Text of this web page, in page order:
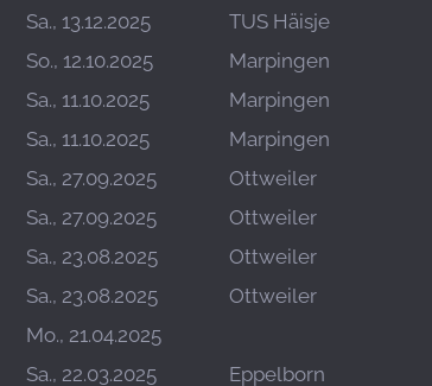
Sa., 13.12.2025 TUS Häisje
So., 12.10.2025 Marpingen
Sa., 11.10.2025 Marpingen
Sa., 11.10.2025 Marpingen
Sa., 27.09.2025 Ottweiler
Sa., 27.09.2025 Ottweiler
Sa., 23.08.2025 Ottweiler
Sa., 23.08.2025 Ottweiler
Mo., 21.04.2025
Sa., 22.03.2025 Eppelborn